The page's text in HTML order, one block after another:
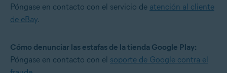
Póngase en contacto con el servicio de atención al cliente
de eBay.
Cómo denunciar las estafas de la tienda Google Play:
Póngase en contacto con el soporte de Google contra el